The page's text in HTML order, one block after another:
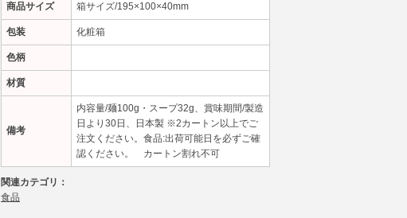
商品サイズ 箱サイズ/195×100×40mm
包装 化粧箱
色柄
材質
備考
内容量/麺100g・スープ32g、賞味期間/製造
日より30日、日本製 ※2カートン以上でご
注文ください。食品:出荷可能日を必ずご確
認ください。 カートン割れ不可
関連カテゴリ：
食品